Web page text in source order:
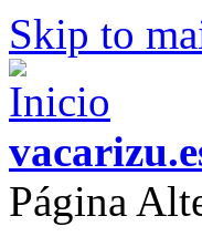
Skip to
Página